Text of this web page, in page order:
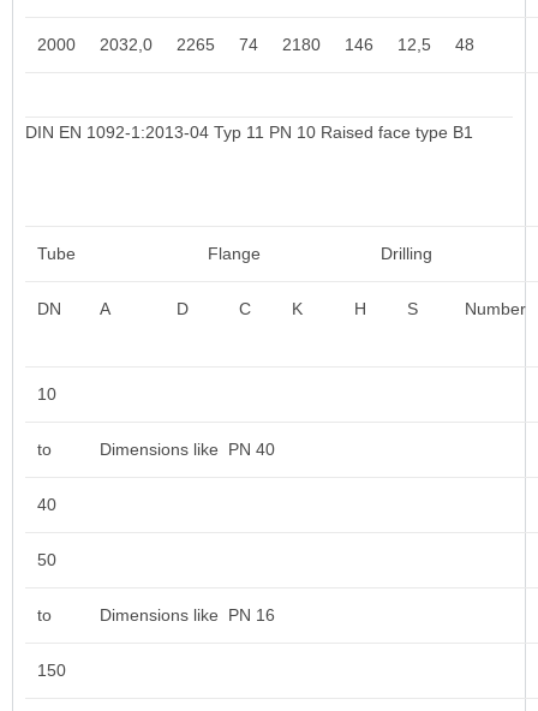
2000 2032,0 2265 74 2180 146 12,5 48
DIN EN 1092-1:2013-04 Typ 11 PN 10 Raised face type B1
Tube Flange Drilling
DN A D C K H S Number
10
to Dimensions like PN 40
40
50
to Dimensions like PN 16
150